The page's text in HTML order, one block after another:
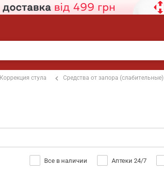
Коррекция стула Средства от запора (слабительные)
Все в наличии Аптеки 24/7